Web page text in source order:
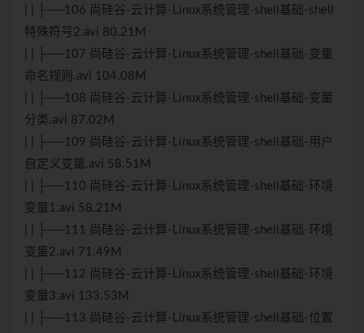
| | ├──106 尚硅谷-云计算-Linux系统管理-shell基础-shell
特殊符号2.avi 80.21M
| | ├──107 尚硅谷-云计算-Linux系统管理-shell基础-变量
命名规则.avi 104.08M
| | ├──108 尚硅谷-云计算-Linux系统管理-shell基础-变量
分类.avi 87.02M
| | ├──109 尚硅谷-云计算-Linux系统管理-shell基础-用户
自定义变量.avi 58.51M
| | ├──110 尚硅谷-云计算-Linux系统管理-shell基础-环境
变量1.avi 58.21M
| | ├──111 尚硅谷-云计算-Linux系统管理-shell基础-环境
变量2.avi 71.49M
| | ├──112 尚硅谷-云计算-Linux系统管理-shell基础-环境
变量3.avi 133.53M
| | ├──113 尚硅谷-云计算-Linux系统管理-shell基础-位置